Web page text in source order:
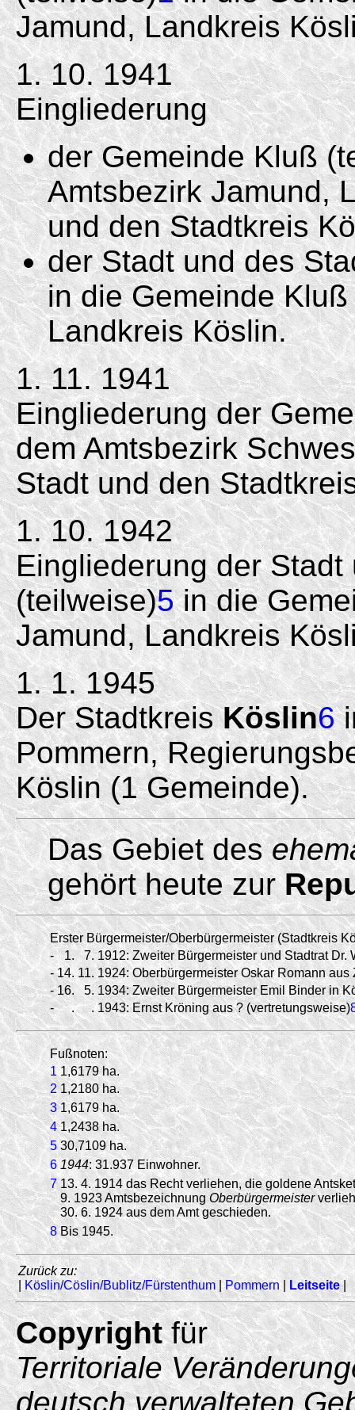
Jamund, Landkreis
1. 10. 1941
Eingliederung
der Gemeinde Kluß
Amtsbezirk Jamund,
und den Stadtkreis
der Stadt und des
in die Gemeinde
Landkreis Köslin.
1. 11. 1941
Eingliederung der
dem Amtsbezirk
Stadt und den
1. 10. 1942
Eingliederung der
(teilweise)5in die
Jamund, Landkreis
1. 1. 1945
Der StadtkreisKöslin6
Pommern,
Köslin (1 Gemeinde).
Das Gebiet des
gehört heute zur
Erster Bürgermeister/Oberbürgermeister (Stadtkreis
-
1. 7. 1912: Zweiter Bürgermeister und Stadtrat Dr.
- 14. 11. 1924: Oberbürgermeister Oskar Romann aus
- 16. 5. 1934: Zweiter Bürgermeister Emil Binder in
-
. . 1943: Ernst Kröning aus ? (vertretungsweise)
Fußnoten:
1 1,6179 ha.
2 1,2180 ha.
3 1,6179 ha.
4 1,2438 ha.
5 30,7109 ha.
6 1944: 31.937 Einwohner.
7 13. 4. 1914 das Recht verliehen, die goldene
9. 1923 Amtsbezeichnung Oberbürgermeister
30. 6. 1924 aus dem Amt geschieden.
8 Bis 1945.
Zurück zu:
| Köslin/Cöslin/Bublitz/Fürstenthum|Pommern Leitseite|
Copyrightfür
Territoriale
deutsch verwalteten